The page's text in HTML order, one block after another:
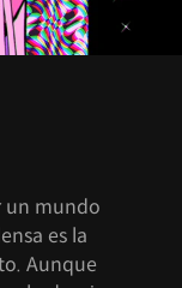
un mundo
es la
Aunque